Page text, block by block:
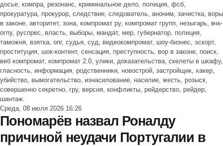
досье, компра, резонанс, криминальное дело, полиция, фсб,
прокуратура, прокурор, следствие, следователь, аноним, зачистка, воры
в законе, авторитет, зона, компромат ру, компромат групп, незыгарь, вчк-
огпу, руспрес, власть, выборы, мандат, мер, губернатор, полиция,
таможня, взятка, опг, судья, суд, видеокомпромат, шоу-бизнес, эскорт,
проституция, шок-контент, сенсация, преступность, вор в законе, поиск,
веб компромат, компромат 2.0, улики, доказательства, скелеты в шкафу,
гласность, информация, родственники, новострой, застройщик, хакер,
убийство, вымогательство, изнасилование, насилие, жесть, розыск,
совершенно секретно, гру, версия, конфликты, рейдерство, рейдер,
шантаж.
Среда, 08 июля 2026 16:26
Пономарёв назвал Роналду
причиной неудачи Португалии в